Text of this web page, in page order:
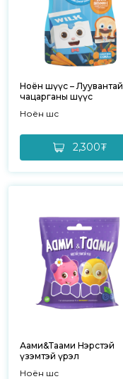
Ноён шүүс – Луувантай
чацарганы шүүс
Ноён шүүс
2,300₮
Аами&Таами Нэрстэй
үзэмтэй үрэл
Ноён шүүс